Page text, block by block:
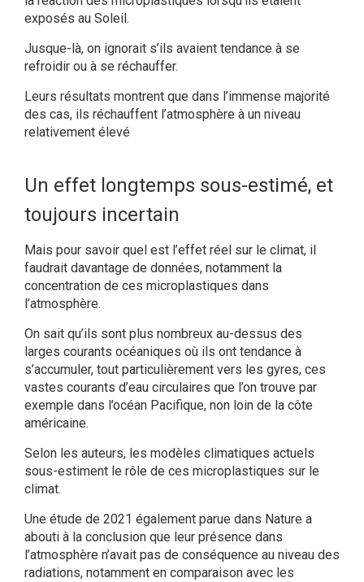
exposés au Soleil.
Jusque-là, on ignorait s’ils avaient tendance à se
refroidir ou à se réchauffer.
Leurs résultats montrent que dans l’immense majorité
des cas, ils réchauffent l’atmosphère à un niveau
relativement élevé
Un effet longtemps sous-estimé, et
toujours incertain
Mais pour savoir quel est l’effet réel sur le climat, il
faudrait davantage de données, notamment la
concentration de ces microplastiques dans
l’atmosphère.
On sait qu’ils sont plus nombreux au-dessus des
larges courants océaniques où ils ont tendance à
s’accumuler, tout particulièrement vers les gyres, ces
vastes courants d’eau circulaires que l’on trouve par
exemple dans l’océan Pacifique, non loin de la côte
américaine.
Selon les auteurs, les modèles climatiques actuels
sous-estiment le rôle de ces microplastiques sur le
climat.
Une étude de 2021 également parue dans Nature a
abouti à la conclusion que leur présence dans
l’atmosphère n’avait pas de conséquence au niveau des
radiations, notamment en comparaison avec les